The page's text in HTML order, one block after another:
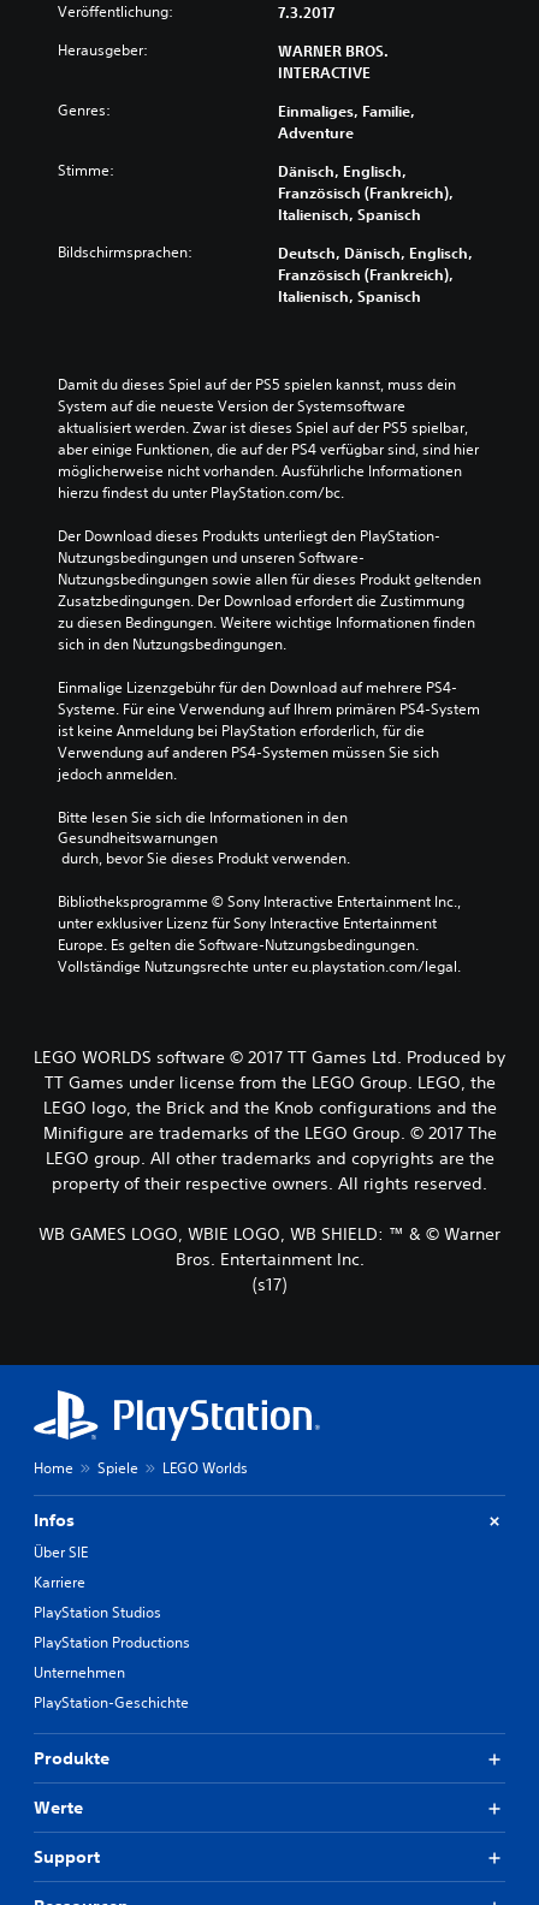
Veröffentlichung: 7.3.2017
Herausgeber:
WARNER BROS.
INTERACTIVE
Genres:
Einmaliges, Familie,
Adventure
Stimme:
Dänisch, Englisch,
Französisch (Frankreich),
Italienisch, Spanisch
Bildschirmsprachen:
Deutsch, Dänisch, Englisch,
Französisch (Frankreich),
Italienisch, Spanisch
Damit du dieses Spiel auf der PS5 spielen kannst, muss dein
System auf die neueste Version der Systemsoftware
aktualisiert werden. Zwar ist dieses Spiel auf der PS5 spielbar,
aber einige Funktionen, die auf der PS4 verfügbar sind, sind hier
möglicherweise nicht vorhanden. Ausführliche Informationen
hierzu findest du unter PlayStation.com/bc.
Der Download dieses Produkts unterliegt den PlayStation-
Nutzungsbedingungen und unseren Software-
Nutzungsbedingungen sowie allen für dieses Produkt geltenden
Zusatzbedingungen. Der Download erfordert die Zustimmung
zu diesen Bedingungen. Weitere wichtige Informationen finden
sich in den Nutzungsbedingungen.
Einmalige Lizenzgebühr für den Download auf mehrere PS4-
Systeme. Für eine Verwendung auf Ihrem primären PS4-System
ist keine Anmeldung bei PlayStation erforderlich, für die
Verwendung auf anderen PS4-Systemen müssen Sie sich
jedoch anmelden.
Bitte lesen Sie sich die Informationen in den
Gesundheitswarnungen
durch, bevor Sie dieses Produkt verwenden.
Bibliotheksprogramme © Sony Interactive Entertainment Inc.,
unter exklusiver Lizenz für Sony Interactive Entertainment
Europe. Es gelten die Software-Nutzungsbedingungen.
Vollständige Nutzungsrechte unter eu.playstation.com/legal.
LEGO WORLDS software © 2017 TT Games Ltd. Produced by
TT Games under license from the LEGO Group. LEGO, the
LEGO logo, the Brick and the Knob configurations and the
Minifigure are trademarks of the LEGO Group. © 2017 The
LEGO group. All other trademarks and copyrights are the
property of their respective owners. All rights reserved.
WB GAMES LOGO, WBIE LOGO, WB SHIELD: ™ & © Warner
Bros. Entertainment Inc.
(s17)
Home Spiele LEGO Worlds
Infos
Über SIE
Karriere
PlayStation Studios
PlayStation Productions
Unternehmen
PlayStation-Geschichte
Produkte
Werte
Support